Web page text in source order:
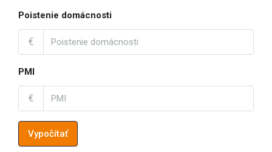
Poistenie domácnosti
€
PMI
€
Vypočítať